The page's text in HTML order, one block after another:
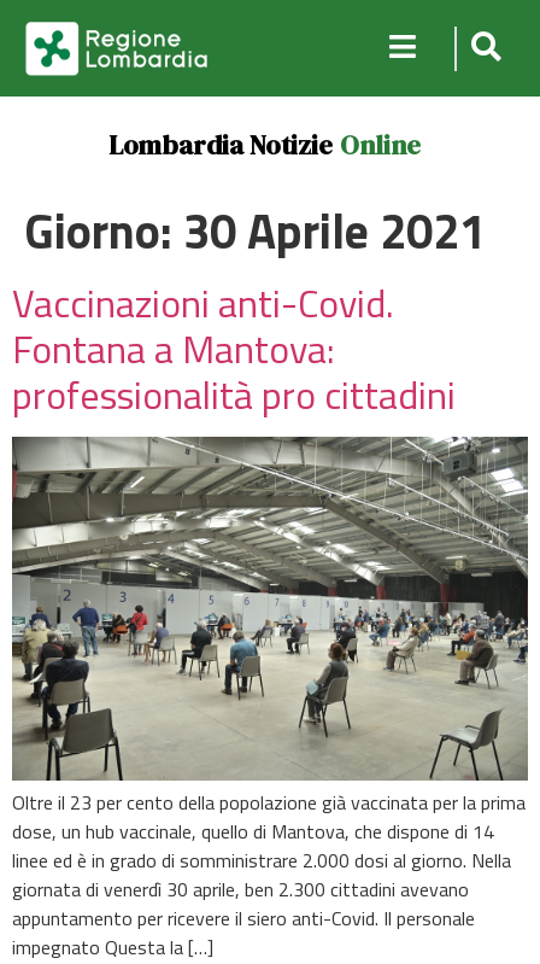
Lombardia Notizie Online
Giorno: 30 Aprile 2021
Vaccinazioni anti-Covid.
Fontana a Mantova:
professionalità pro cittadini
Oltre il 23 per cento della popolazione già vaccinata per la prima
dose, un hub vaccinale, quello di Mantova, che dispone di 14
linee ed è in grado di somministrare 2.000 dosi al giorno. Nella
giornata di venerdì 30 aprile, ben 2.300 cittadini avevano
appuntamento per ricevere il siero anti-Covid. Il personale
impegnato Questa la […]